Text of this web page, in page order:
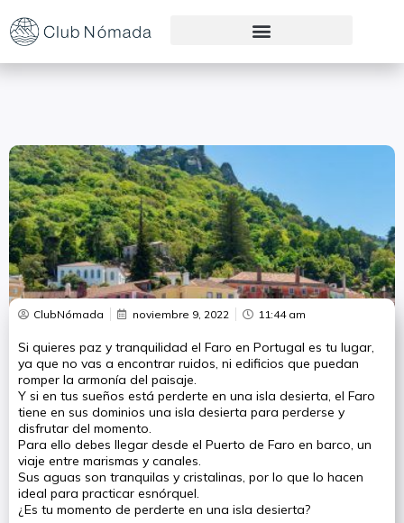
ClubNómada noviembre 9, 2022 11:44 am
Si quieres paz y tranquilidad el Faro en Portugal es tu lugar,
ya que no vas a encontrar ruidos, ni edificios que puedan
romper la armonía del paisaje.
Y si en tus sueños está perderte en una isla desierta, el Faro
tiene en sus dominios una isla desierta para perderse y
disfrutar del momento.
Para ello debes llegar desde el Puerto de Faro en barco, un
viaje entre marismas y canales.
Sus aguas son tranquilas y cristalinas, por lo que lo hacen
ideal para practicar esnórquel.
¿Es tu momento de perderte en una isla desierta?